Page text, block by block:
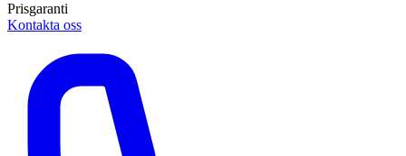
Prisgaranti
Kontakta oss